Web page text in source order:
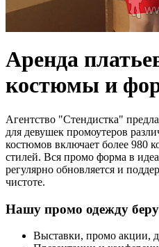
Аренда
костюмы и
Агентство "Стендистка"
для девушек промоутеров
костюмов включает более 980
стилей. Вся промо форма в
регулярно обновляется и
чистоте.
Нашу промо одежду
Выставки, промо акции,